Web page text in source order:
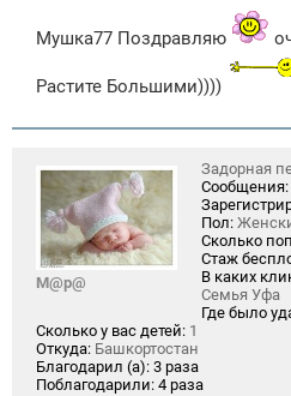
щ
и
Мушка77 Поздравляю
Растите Большими))))
М@р@
Задорная
Сообщения:
Пол:
Сколько
Стаж
В каких
Семья Уфа
Где было
Сколько у вас детей: 1
Откуда: Башкортостан
Благодарил (а): 3 раза
Поблагодарили: 4 раза